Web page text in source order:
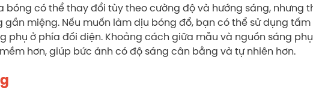
bóng có thể thay đổi tùy theo cường độ và hướng sáng, nhưng
gần miệng. Nếu muốn làm dịu bóng đổ, bạn có thể sử dụng
phụ ở phía đối diện. Khoảng cách giữa mẫu và nguồn sáng
hơn, giúp bức ảnh có độ sáng cân bằng và tự nhiên hơn.